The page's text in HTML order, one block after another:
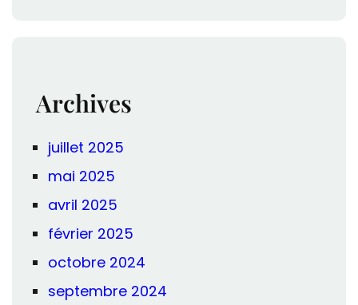
Archives
juillet 2025
mai 2025
avril 2025
février 2025
octobre 2024
septembre 2024